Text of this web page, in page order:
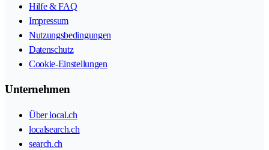
Hilfe & FAQ
Impressum
Nutzungsbedingungen
Datenschutz
Cookie-Einstellungen
Unternehmen
Über local.ch
localsearch.ch
search.ch